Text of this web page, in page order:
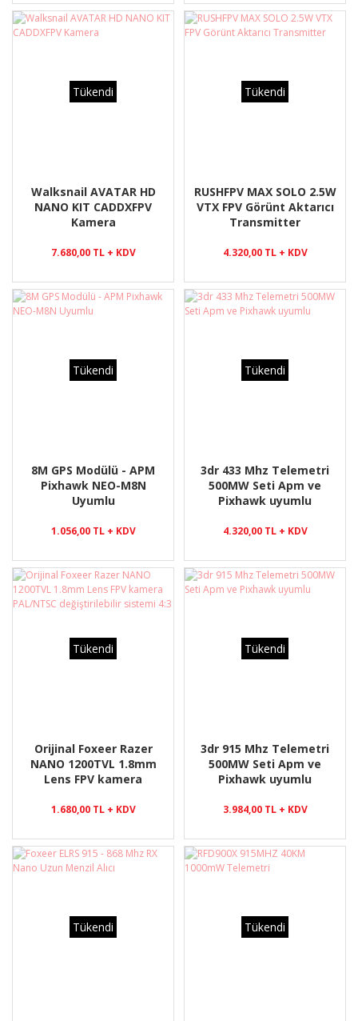
Tükendi
Walksnail AVATAR HD
NANO KIT CADDXFPV
Kamera
7.680,00 TL + KDV
Tükendi
RUSHFPV MAX SOLO 2.5W
VTX FPV Görünt Aktarıcı
Transmitter
4.320,00 TL + KDV
Tükendi
8M GPS Modülü - APM
Pixhawk NEO-M8N
Uyumlu
1.056,00 TL + KDV
Tükendi
3dr 433 Mhz Telemetri
500MW Seti Apm ve
Pixhawk uyumlu
4.320,00 TL + KDV
Tükendi
Orijinal Foxeer Razer
NANO 1200TVL 1.8mm
Lens FPV kamera
sistemi 4:3
1.680,00 TL + KDV
Tükendi
3dr 915 Mhz Telemetri
500MW Seti Apm ve
Pixhawk uyumlu
3.984,00 TL + KDV
Tükendi Tükendi